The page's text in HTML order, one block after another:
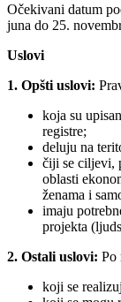
Očekivani datum
juna do 25.
Uslovi
1. Opšti uslovi:
koja su
registre;
deluju na
čiji se ciljevi,
oblasti
ženama i
imaju
projekta
2. Ostali uslovi: Po
koji se